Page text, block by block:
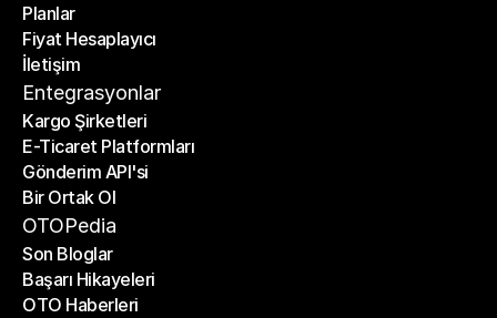
Anasayfa
Planlar
Planlar
Fiyat Hesaplayıcı
Fiyat Hesaplayıcı
İletişim
İletişim
Entegrasyonlar
Kargo Şirketleri
Kargo Şirketleri
E-Ticaret Platformları
E-Ticaret Platformları
Gönderim API'si
Gönderim API'si
Bir Ortak Ol
Bir Ortak Ol
OTOPedia
Son Bloglar
Son Bloglar
Başarı Hikayeleri
Başarı Hikayeleri
OTO Haberleri